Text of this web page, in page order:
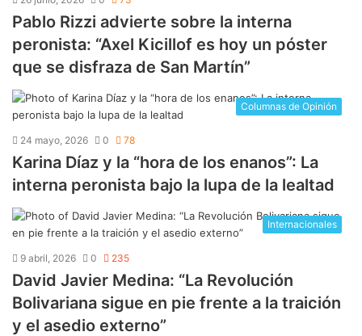
Pablo Rizzi advierte sobre la interna
peronista: “Axel Kicillof es hoy un póster
que se disfraza de San Martín”
Columnas de Opinión
24 mayo, 2026 0 78
Karina Díaz y la “hora de los enanos”: La
interna peronista bajo la lupa de la lealtad
Internacionales
9 abril, 2026 0 235
David Javier Medina: “La Revolución
Bolivariana sigue en pie frente a la traición
y el asedio externo”